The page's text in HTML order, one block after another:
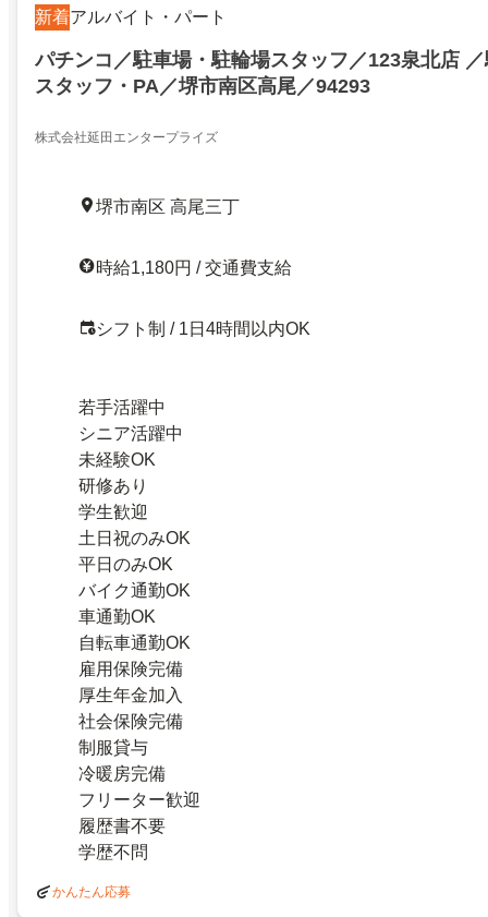
新着アルバイト・パート
パチンコ／駐車場・駐輪場スタッフ／123泉北店
スタッフ・PA／堺市南区高尾／94293
株式会社延田エンタープライズ
堺市南区 高尾三丁
時給1,180円 / 交通費支給
シフト制 / 1日4時間以内OK
若手活躍中
シニア活躍中
未経験OK
研修あり
学生歓迎
土日祝のみOK
平日のみOK
バイク通勤OK
車通勤OK
自転車通勤OK
雇用保険完備
厚生年金加入
社会保険完備
制服貸与
冷暖房完備
フリーター歓迎
履歴書不要
学歴不問
かんたん応募